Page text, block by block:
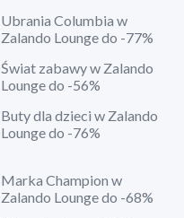
Ubrania Columbia w
Zalando Lounge do -77%
Świat zabawy w Zalando
Lounge do -56%
Buty dla dzieci w Zalando
Lounge do -76%
Marka Champion w
Zalando Lounge do -68%